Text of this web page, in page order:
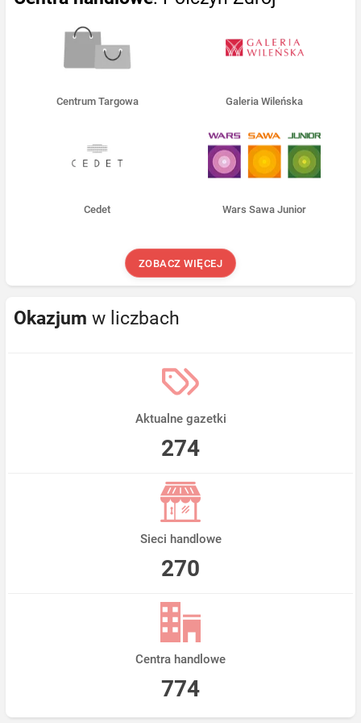
Centrum Targowa Galeria Wileńska
Cedet Wars Sawa Junior
ZOBACZ WIĘCEJ
Okazjum w liczbach
Aktualne gazetki
274
Sieci handlowe
270
Centra handlowe
774